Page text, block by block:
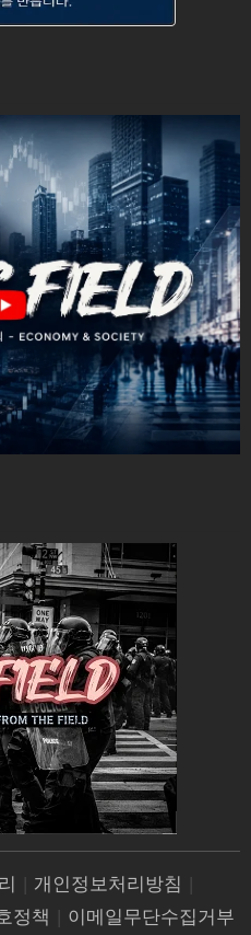
| 개인정보처리방침 |
정책 | 이메일무단수집거부